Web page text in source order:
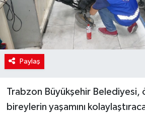
Paylaş
Trabzon Büyükşehir Belediyesi,
bireylerin yaşamını